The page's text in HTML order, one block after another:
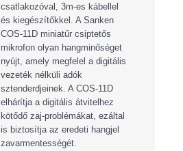
csatlakozóval, 3m-es kábellel
és kiegészítőkkel. A Sanken
COS-11D miniatűr csiptetős
mikrofon olyan hangminőséget
nyújt, amely megfelel a digitális
vezeték nélküli adók
sztenderdjeinek. A COS-11D
elhárítja a digitális átvitelhez
kötődő zaj-problémákat, ezáltal
is biztosítja az eredeti hangjel
zavarmentességét.